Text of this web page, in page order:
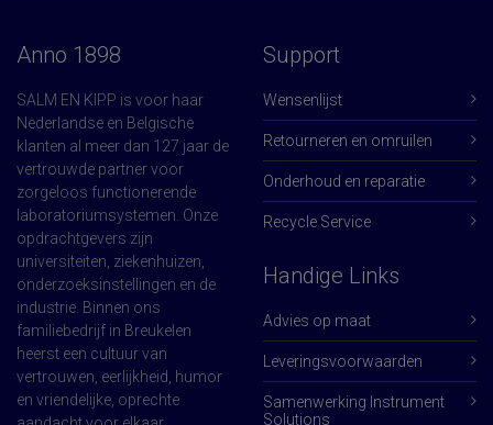
Anno 1898
SALM EN KIPP is voor haar
Nederlandse en Belgische
klanten al meer dan 127 jaar de
vertrouwde partner voor
zorgeloos functionerende
laboratoriumsystemen. Onze
opdrachtgevers zijn
universiteiten, ziekenhuizen,
onderzoeksinstellingen en de
industrie. Binnen ons
familiebedrijf in Breukelen
heerst een cultuur van
vertrouwen, eerlijkheid, humor
en vriendelijke, oprechte
Support
Wensenlijst
Retourneren en omruilen
Onderhoud en reparatie
Recycle Service
Handige Links
Advies op maat
Leveringsvoorwaarden
Samenwerking Instrument
Solutions